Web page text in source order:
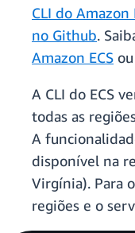
CLI do Amazon
no Github.
Amazon ECS
A CLI do ECS
todas as
A
disponível na
Virgínia). Para
regiões e o